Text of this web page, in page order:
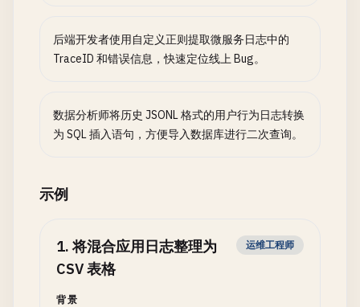
后端开发者使用自定义正则提取微服务日志中的
TraceID 和错误信息，快速定位线上 Bug。
数据分析师将历史 JSONL 格式的用户行为日志转换
为 SQL 插入语句，方便导入数据库进行二次查询。
示例
1. 将混合应用日志整理为
CSV 表格
运维工程师
背景